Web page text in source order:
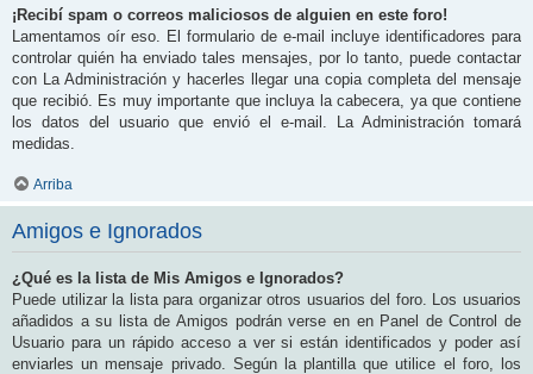
¡Recibí spam o correos maliciosos de alguien en este foro!
Lamentamos oír eso. El formulario de e-mail incluye identificadores para
controlar quién ha enviado tales mensajes, por lo tanto, puede contactar
con La Administración y hacerles llegar una copia completa del mensaje
que recibió. Es muy importante que incluya la cabecera, ya que contiene
los datos del usuario que envió el e-mail. La Administración tomará
medidas.
Arriba
Amigos e Ignorados
¿Qué es la lista de Mis Amigos e Ignorados?
Puede utilizar la lista para organizar otros usuarios del foro. Los usuarios
añadidos a su lista de Amigos podrán verse en en Panel de Control de
Usuario para un rápido acceso a ver si están identificados y poder así
enviarles un mensaje privado. Según la plantilla que utilice el foro, los